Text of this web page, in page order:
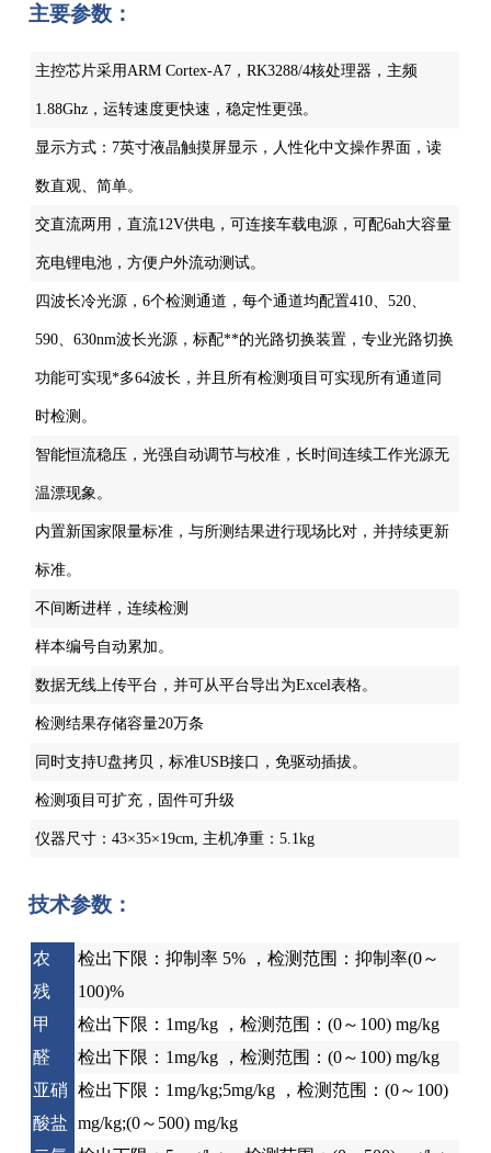
主要参数：
主控芯片采用ARM Cortex-A7，RK3288/4核处理器，主频
1.88Ghz，运转速度更快速，稳定性更强。
显示方式：7英寸液晶触摸屏显示，人性化中文操作界面，读
数直观、简单。
交直流两用，直流12V供电，可连接车载电源，可配6ah大容量
充电锂电池，方便户外流动测试。
四波长冷光源，6个检测通道，每个通道均配置410、520、
590、630nm波长光源，标配**的光路切换装置，专业光路切换
功能可实现*多64波长，并且所有检测项目可实现所有通道同
时检测。
智能恒流稳压，光强自动调节与校准，长时间连续工作光源无
温漂现象。
内置新国家限量标准，与所测结果进行现场比对，并持续更新
标准。
不间断进样，连续检测
样本编号自动累加。
数据无线上传平台，并可从平台导出为Excel表格。
检测结果存储容量20万条
同时支持U盘拷贝，标准USB接口，免驱动插拔。
检测项目可扩充，固件可升级
仪器尺寸：43×35×19cm, 主机净重：5.1kg
技术参数：
农
残
甲
醛
亚硝
酸盐
检出下限：抑制率 5% ，检测范围：抑制率(0～
100)%
检出下限：1mg/kg ，检测范围：(0～100) mg/kg
检出下限：1mg/kg ，检测范围：(0～100) mg/kg
检出下限：1mg/kg;5mg/kg ，检测范围：(0～100)
mg/kg;(0～500) mg/kg